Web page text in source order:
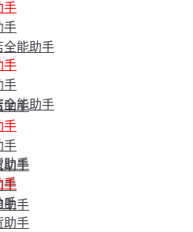
手
手
全能助手
助手
手
手
助手
手
助手
手
手
全能助手
助手
手
手
助手